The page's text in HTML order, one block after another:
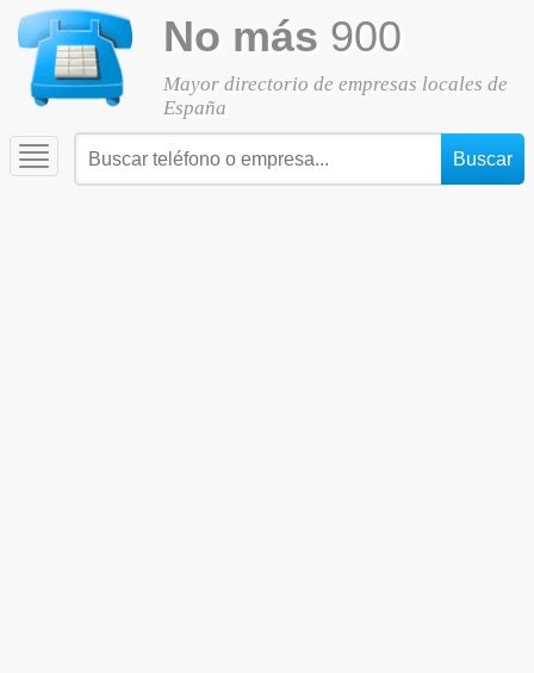
No más 900
Mayor directorio de empresas locales de
España
Toggle
navigation